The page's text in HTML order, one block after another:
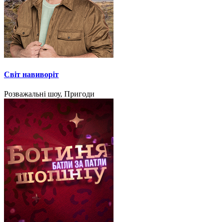
Світ навиворіт
Розважальні шоу, Пригоди